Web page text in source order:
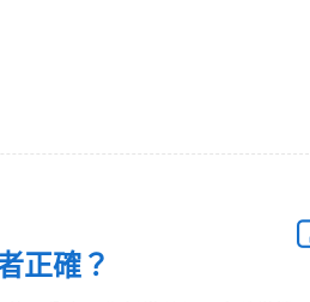
正確？